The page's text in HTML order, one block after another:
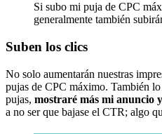
Si subo mi puja de CPC
generalmente también
Suben los clics
No solo aumentarán nuestras
pujas de CPC máximo. También
pujas, mostraré más mi anuncio
a no ser que bajase el CTR; algo